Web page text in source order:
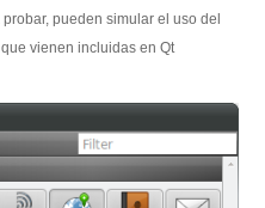
pueden simular el uso del
vienen incluidas en Qt